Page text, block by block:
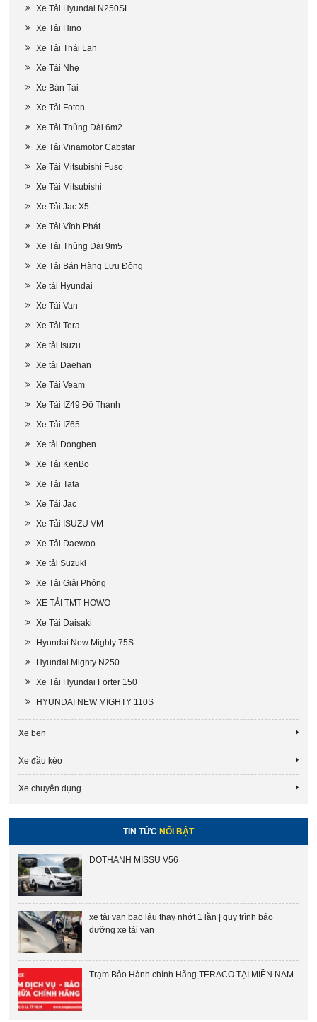
Xe Tải Hyundai N250SL
Xe Tải Hino
Xe Tải Thái Lan
Xe Tải Nhẹ
Xe Bán Tải
Xe Tải Foton
Xe Tải Thùng Dài 6m2
Xe Tải Vinamotor Cabstar
Xe Tải Mitsubishi Fuso
Xe Tải Mitsubishi
Xe Tải Jac X5
Xe Tải Vĩnh Phát
Xe Tải Thùng Dài 9m5
Xe Tải Bán Hàng Lưu Động
Xe tải Hyundai
Xe Tải Van
Xe Tải Tera
Xe tải Isuzu
Xe tải Daehan
Xe Tải Veam
Xe Tải IZ49 Đô Thành
Xe Tải IZ65
Xe tải Dongben
Xe Tải KenBo
Xe Tải Tata
Xe Tải Jac
Xe Tải ISUZU VM
Xe Tải Daewoo
Xe tải Suzuki
Xe Tải Giải Phóng
XE TẢI TMT HOWO
Xe Tải Daisaki
Hyundai New Mighty 75S
Hyundai Mighty N250
Xe Tải Hyundai Forter 150
HYUNDAI NEW MIGHTY 110S
Xe ben
Xe đầu kéo
Xe chuyên dụng
TIN TỨC NỔI BẬT
DOTHANH MISSU V56
xe tải van bao lâu thay nhớt 1 lần | quy trình bảo
dưỡng xe tải van
Trạm Bảo Hành chính Hãng TERACO TẠI MIỀN NAM